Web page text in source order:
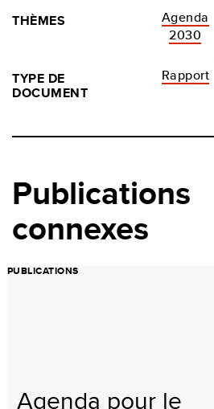
THÈMES
Agenda
2030
TYPE DE
DOCUMENT
Rapport
Publications
connexes
PUBLICATIONS
Agenda pour le